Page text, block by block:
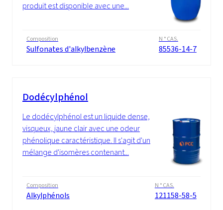
produit est disponible avec une...
Composition
Sulfonates d'alkylbenzène
N ° CAS.
85536-14-7
Dodécylphénol
Le dodécylphénol est un liquide dense,
visqueux, jaune clair avec une odeur
phénolique caractéristique. Il s'agit d'un
mélange d'isomères contenant...
Composition
Alkylphénols
N ° CAS.
121158-58-5